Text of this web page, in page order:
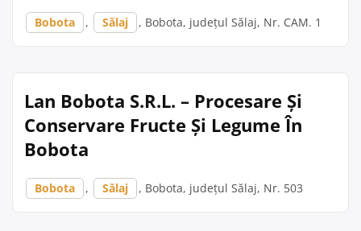
Bobota , Sălaj , Bobota, județul Sălaj, Nr. CAM. 1
Lan Bobota S.R.L. – Procesare Și
Conservare Fructe Și Legume În
Bobota
Bobota , Sălaj , Bobota, județul Sălaj, Nr. 503